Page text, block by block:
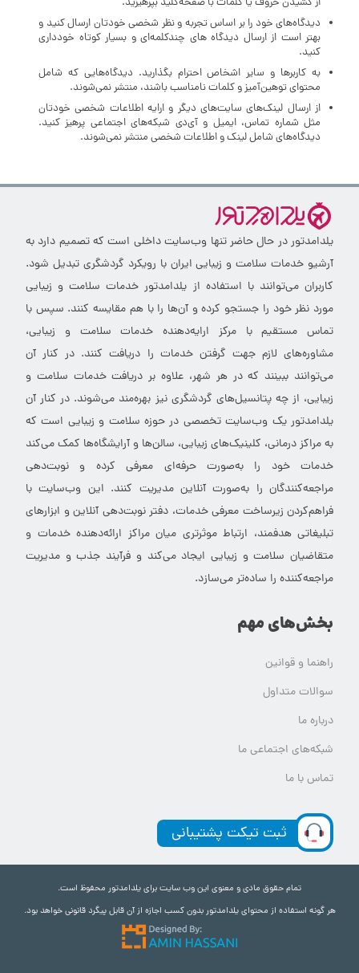
دیدگاه‌های خود را بر اساس تجربه و نظر شخصی خودتان ارسال کنید و
بهتر است از ارسال دیدگاه های چندکلمه‌‌ای و بسیار کوتاه خودداری
کنید.
به کاربرها و سایر اشخاص احترام بگذارید. دیدگاه‌هایی که شامل
محتوای توهین‌آمیز و کلمات نامناسب باشند، منتشر نمی‌شوند.
از ارسال لینک‌های سایت‌های دیگر و ارایه اطلاعات شخصی خودتان
مثل شماره تماس، ایمیل و آی‌دی شبکه‌های اجتماعی پرهیز کنید.
دیدگاه‌های شامل لینک و اطلاعات شخصی منتشر نمی‌شوند.
یلدامدتور در حال حاضر تنها وب‌سایت داخلی است که تصمیم دارد به
آرشیو خدمات سلامت و زیبایی ایران با رویکرد گردشگری تبدیل شود.
کاربران می‌توانند با استفاده از یلدامدتور خدمات سلامت و زیبایی
مورد نظر خود را جستجو کرده و آن‌ها را با هم مقایسه کنند. سپس با
تماس مستقیم با مرکز ارایه‌دهنده خدمات سلامت و زیبایی،
مشاوره‌های لازم جهت گرفتن خدمات را دریافت کنند. در کنار آن
می‌توانند ببینند که در هر شهر، علاوه بر دریافت خدمات سلامت و
زیبایی، از چه پتانسیل‌های گردشگری نیز بهره‌مند می‌شوند. در کنار آن
یلدامدتور یک وب‌سایت تخصصی در حوزه سلامت و زیبایی است که
به مراکز درمانی، کلینیک‌های زیبایی، سالن‌ها و آرایشگاه‌ها کمک می‌کند
خدمات خود را به‌صورت حرفه‌ای معرفی کرده و نوبت‌دهی
مراجعه‌کنندگان را به‌صورت آنلاین مدیریت کنند. این وب‌سایت با
فراهم‌کردن زیرساخت معرفی خدمات، دفتر نوبت‌دهی آنلاین و ابزارهای
تبلیغاتی هدفمند، ارتباط موثرتری میان مراکز ارائه‌دهنده خدمات و
متقاضیان سلامت و زیبایی ایجاد می‌کند و فرآیند جذب و مدیریت
مراجعه‌کننده را ساده‌تر می‌سازد.
بخش‌های مهم
راهنما و قوانین
سوالات متداول
درباره ما
شبکه‌های اجتماعی ما
تماس با ما
ثبت تیکت پشتیبانی
تمام حقوق مادی و معنوی این وب سایت برای یلدامدتور محفوظ است.
هر گونه استفاده از محتوای یلدامدتور بدون کسب اجازه از آن قابل پیگرد قانونی خواهد بود.